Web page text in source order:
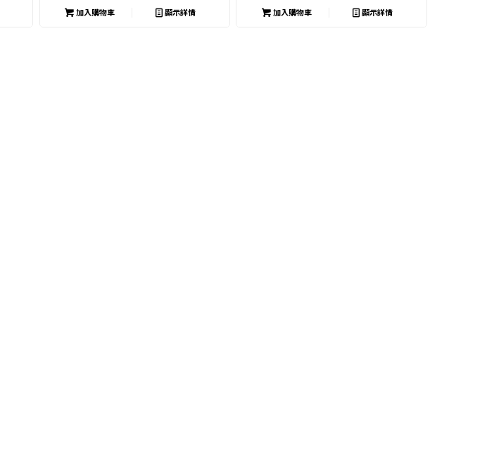
加入購物車 顯示詳情 加入購物車 顯示詳情